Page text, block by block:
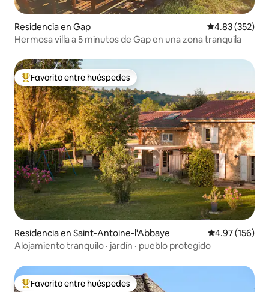
Residencia en Gap Calificación
4.83 (352)
Hermosa villa a 5 minutos de Gap en una zona tranquila
De los mejores en Favorito entre huéspedes
Favorito entre huéspedes
Residencia en Saint-Antoine-l'Abbaye Calificación
4.97 (156)
Alojamiento tranquilo · jardín · pueblo protegido
De los mejores en Favorito entre huéspedes
Favorito entre huéspedes